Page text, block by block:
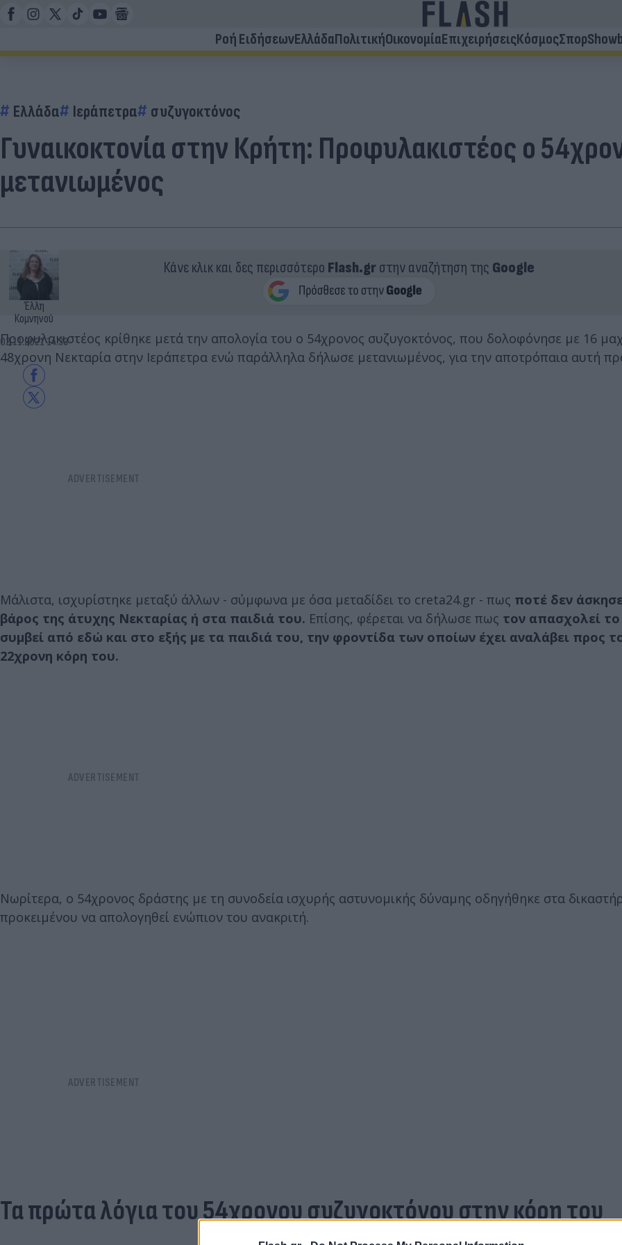
Ροή ΕιδήσεωνΕλλάδαΠολιτικήΟικονομίαΕπιχειρήσειςΚόσμοςΣπορ
Ελλάδα Ιεράπετρα συζυγοκτόνος
Γυναικοκτονία στην Κρήτη: Προφυλακιστέος ο
μετανιωμένος
Έλλη
Κομνηνού
02.11.2021 14:33
Κάνε κλικ και δες περισσότερο Flash.grστην αναζήτηση της Google
Προφυλακιστέος κρίθηκε μετά την απολογία του ο 54χρονος συζυγοκτόνος, που δολοφόνησε με 16
48χρονη Νεκταρία στην Ιεράπετρα ενώ παράλληλα δήλωσε μετανιωμένος, για την αποτρόπαια αυτή
Μάλιστα, ισχυρίστηκε μεταξύ άλλων - σύμφωνα με όσα μεταδίδει το creta24.gr - πως ποτέ δεν
βάρος της άτυχης Νεκταρίας ή στα παιδιά του. Επίσης, φέρεται να δήλωσε πως τον απασχολεί το
συμβεί από εδώ και στο εξής με τα παιδιά του, την φροντίδα των οποίων έχει αναλάβει προς
22χρονη κόρη του.
Νωρίτερα, ο 54χρονος δράστης με τη συνοδεία ισχυρής αστυνομικής δύναμης οδηγήθηκε στα
προκειμένου να απολογηθεί ενώπιον του ανακριτή.
Τα πρώτα λόγια του 54χρονου συζυγοκτόνου στην κόρη του